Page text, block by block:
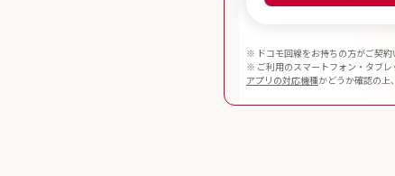
※ ドコモ回線をお持ちの方がご契約
※ ご利用のスマートフォン・タブレ
アプリの対応機種かどうか確認の上